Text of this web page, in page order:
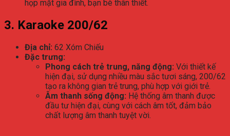
họp mặt gia đình, bạn bè thân thiết.
3. Karaoke 200/62
Địa chỉ: 62 Xóm Chiếu
Đặc trưng:
Phong cách trẻ trung, năng động: Với thiết kế
hiện đại, sử dụng nhiều màu sắc tươi sáng, 200/62
tạo ra không gian trẻ trung, phù hợp với giới trẻ.
Âm thanh sống động: Hệ thống âm thanh được
đầu tư hiện đại, cùng với cách âm tốt, đảm bảo
chất lượng âm thanh tuyệt vời.